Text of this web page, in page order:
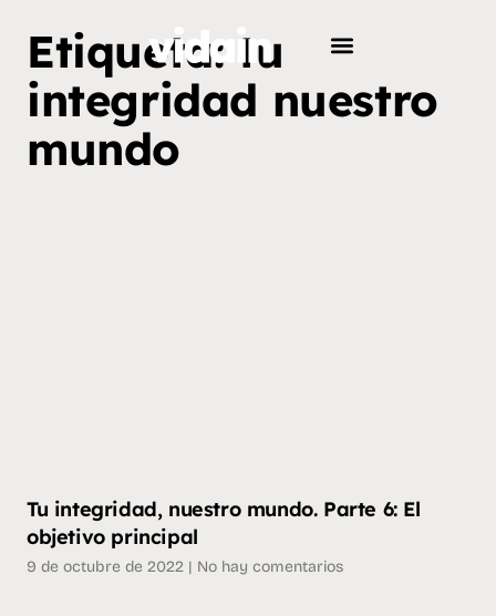
Etiqueta: tu
integridad nuestro
mundo
Tu integridad, nuestro mundo. Parte 6: El
objetivo principal
9 de octubre de 2022 No hay comentarios